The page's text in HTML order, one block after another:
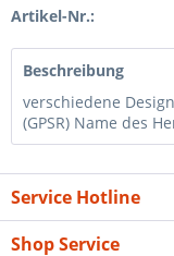
Artikel-Nr.:
Beschreibung
verschiedene
(GPSR) Name des
Service Hotline
Shop Service